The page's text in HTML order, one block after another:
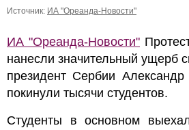
Источник: ИА "Ореанда-Новости"
ИА "Ореанда-Новости"
нанесли значительный ущерб
президент Сербии
покинули тысячи студентов.
Студенты в основном